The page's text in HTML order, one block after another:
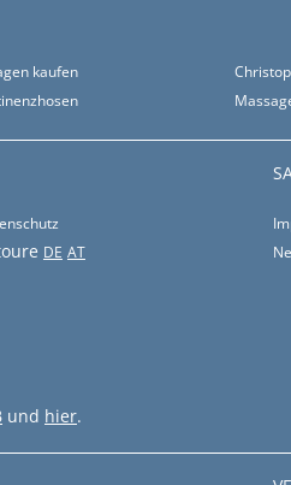
kaufen
DE AT
und hier.